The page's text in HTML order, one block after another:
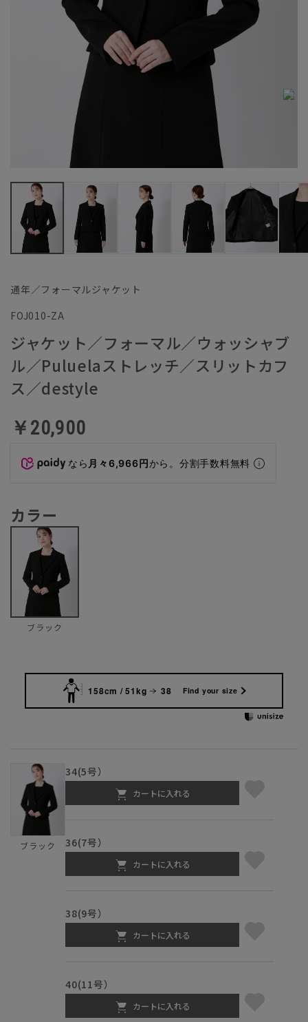
通年／フォーマルジャケット
FOJ010-ZA
ジャケット／フォーマル／ウォッシャブ
ル／Puluelaストレッチ／スリットカフ
ス／destyle
￥20,900
なら 月々6,966円から。分割手数料無料
カラー
ブラック
158cm / 51kg 38 Find your size
ブラック
34(5号）
カートに入れる
36(7号）
カートに入れる
38(9号）
カートに入れる
40(11号）
カートに入れる